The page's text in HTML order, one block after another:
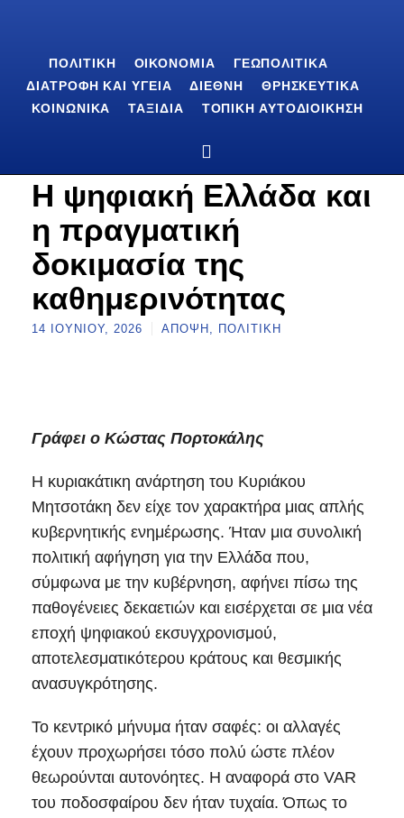
ΠΟΛΙΤΙΚΉ ΟΙΚΟΝΟΜΊΑ
ΓΕΩΠΟΛΙΤΙΚΆ
ΔΙΑΤΡΟΦΉ ΚΑΙ ΥΓΕΊΑ
ΔΙΕΘΝΉ
ΘΡΗΣΚΕΥΤΙΚΆ
ΚΟΙΝΩΝΙΚΆ
ΤΑΞΊΔΙΑ ΤΟΠΙΚΉ ΑΥΤΟΔΙΟΊΚΗΣΗ
Η ψηφιακή Ελλάδα και
η πραγματική
δοκιμασία της
καθημερινότητας
14 ΙΟΥΝΊΟΥ, 2026 ΆΠΟΨΗ , ΠΟΛΙΤΙΚΉ
Γράφει ο Κώστας Πορτοκάλης
Η κυριακάτικη ανάρτηση του Κυριάκου
Μητσοτάκη δεν είχε τον χαρακτήρα μιας απλής
κυβερνητικής ενημέρωσης. Ήταν μια συνολική
πολιτική αφήγηση για την Ελλάδα που,
σύμφωνα με την κυβέρνηση, αφήνει πίσω της
παθογένειες δεκαετιών και εισέρχεται σε μια νέα
εποχή ψηφιακού εκσυγχρονισμού,
αποτελεσματικότερου κράτους και θεσμικής
ανασυγκρότησης.
Το κεντρικό μήνυμα ήταν σαφές: οι αλλαγές
έχουν προχωρήσει τόσο πολύ ώστε πλέον
θεωρούνται αυτονόητες. Η αναφορά στο VAR
του ποδοσφαίρου δεν ήταν τυχαία. Όπως το